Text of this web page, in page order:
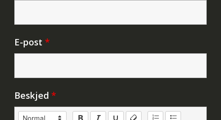
E-post *
Beskjed *